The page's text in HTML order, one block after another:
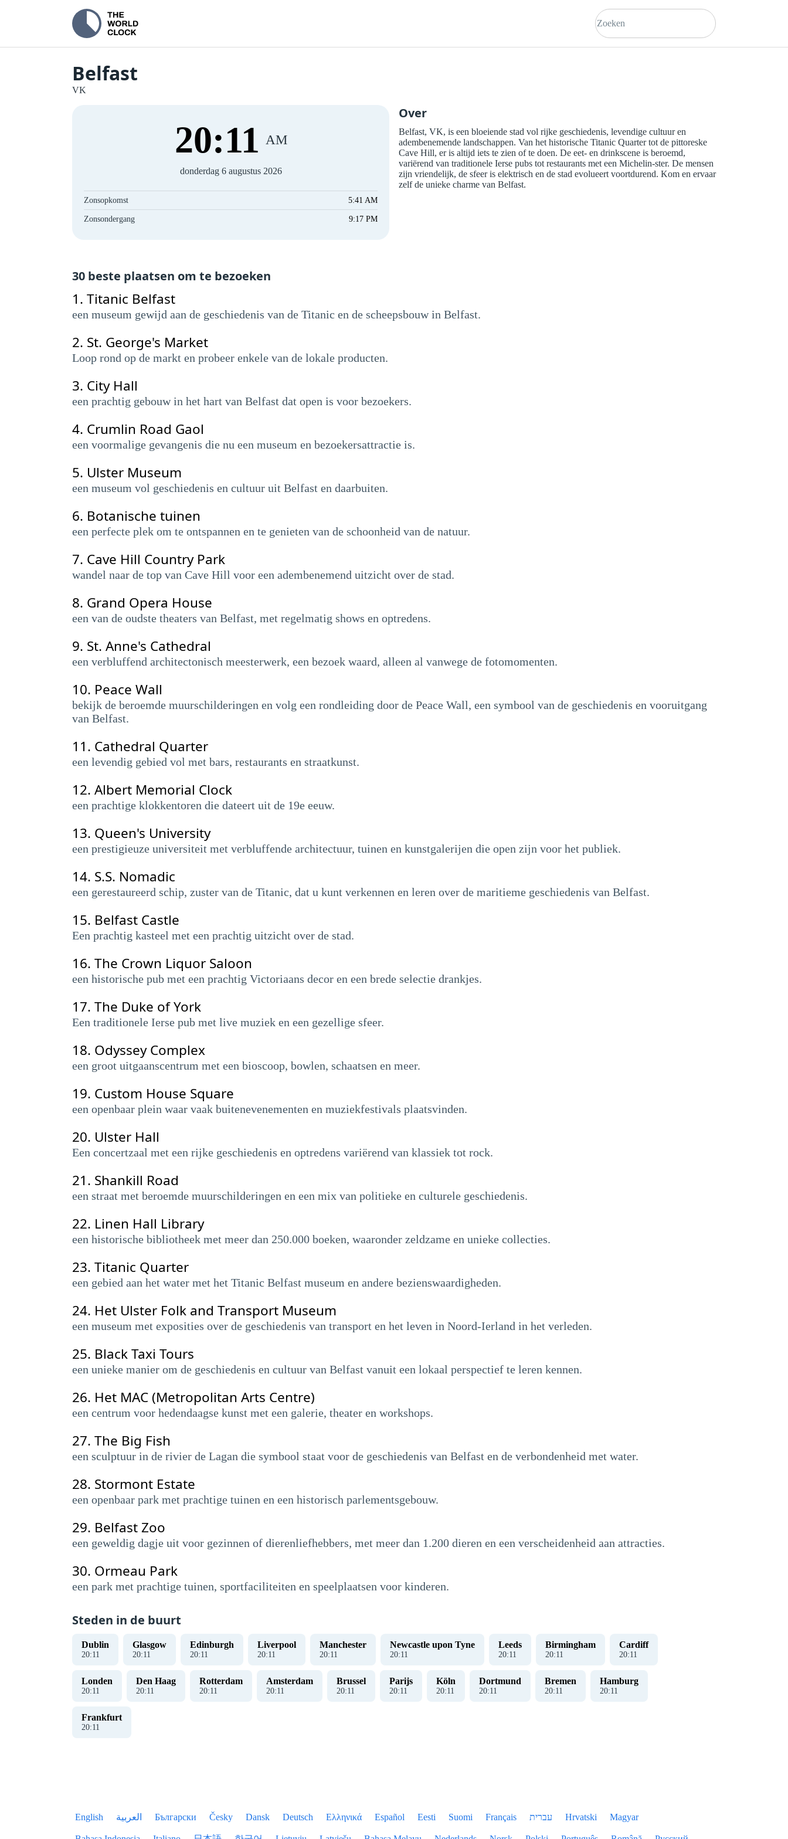
Belfast
VK
20:12 AM
donderdag 6 augustus 2026
Zonsopkomst 5:41 AM
Zonsondergang 9:17 PM
Over
Belfast, VK, is een bloeiende stad vol rijke geschiedenis, levendige cultuur en
adembenemende landschappen. Van het historische Titanic Quarter tot de pittoreske
Cave Hill, er is altijd iets te zien of te doen. De eet- en drinkscene is beroemd,
variërend van traditionele Ierse pubs tot restaurants met een Michelin-ster. De mensen
zijn vriendelijk, de sfeer is elektrisch en de stad evolueert voortdurend. Kom en ervaar
zelf de unieke charme van Belfast.
30 beste plaatsen om te bezoeken
1. Titanic Belfast
een museum gewijd aan de geschiedenis van de Titanic en de scheepsbouw in Belfast.
2. St. George's Market
Loop rond op de markt en probeer enkele van de lokale producten.
3. City Hall
een prachtig gebouw in het hart van Belfast dat open is voor bezoekers.
4. Crumlin Road Gaol
een voormalige gevangenis die nu een museum en bezoekersattractie is.
5. Ulster Museum
een museum vol geschiedenis en cultuur uit Belfast en daarbuiten.
6. Botanische tuinen
een perfecte plek om te ontspannen en te genieten van de schoonheid van de natuur.
7. Cave Hill Country Park
wandel naar de top van Cave Hill voor een adembenemend uitzicht over de stad.
8. Grand Opera House
een van de oudste theaters van Belfast, met regelmatig shows en optredens.
9. St. Anne's Cathedral
een verbluffend architectonisch meesterwerk, een bezoek waard, alleen al vanwege de fotomomenten.
10. Peace Wall
bekijk de beroemde muurschilderingen en volg een rondleiding door de Peace Wall, een symbool van de geschiedenis en vooruitgang
van Belfast.
11. Cathedral Quarter
een levendig gebied vol met bars, restaurants en straatkunst.
12. Albert Memorial Clock
een prachtige klokkentoren die dateert uit de 19e eeuw.
13. Queen's University
een prestigieuze universiteit met verbluffende architectuur, tuinen en kunstgalerijen die open zijn voor het publiek.
14. S.S. Nomadic
een gerestaureerd schip, zuster van de Titanic, dat u kunt verkennen en leren over de maritieme geschiedenis van Belfast.
15. Belfast Castle
Een prachtig kasteel met een prachtig uitzicht over de stad.
16. The Crown Liquor Saloon
een historische pub met een prachtig Victoriaans decor en een brede selectie drankjes.
17. The Duke of York
Een traditionele Ierse pub met live muziek en een gezellige sfeer.
18. Odyssey Complex
een groot uitgaanscentrum met een bioscoop, bowlen, schaatsen en meer.
19. Custom House Square
een openbaar plein waar vaak buitenevenementen en muziekfestivals plaatsvinden.
20. Ulster Hall
Een concertzaal met een rijke geschiedenis en optredens variërend van klassiek tot rock.
21. Shankill Road
een straat met beroemde muurschilderingen en een mix van politieke en culturele geschiedenis.
22. Linen Hall Library
een historische bibliotheek met meer dan 250.000 boeken, waaronder zeldzame en unieke collecties.
23. Titanic Quarter
een gebied aan het water met het Titanic Belfast museum en andere bezienswaardigheden.
24. Het Ulster Folk and Transport Museum
een museum met exposities over de geschiedenis van transport en het leven in Noord-Ierland in het verleden.
25. Black Taxi Tours
een unieke manier om de geschiedenis en cultuur van Belfast vanuit een lokaal perspectief te leren kennen.
26. Het MAC (Metropolitan Arts Centre)
een centrum voor hedendaagse kunst met een galerie, theater en workshops.
27. The Big Fish
een sculptuur in de rivier de Lagan die symbool staat voor de geschiedenis van Belfast en de verbondenheid met water.
28. Stormont Estate
een openbaar park met prachtige tuinen en een historisch parlementsgebouw.
29. Belfast Zoo
een geweldig dagje uit voor gezinnen of dierenliefhebbers, met meer dan 1.200 dieren en een verscheidenheid aan attracties.
30. Ormeau Park
een park met prachtige tuinen, sportfaciliteiten en speelplaatsen voor kinderen.
Steden in de buurt
Dublin
20:12
Glasgow
20:12
Edinburgh
20:12
Liverpool
20:12
Manchester
20:12
Newcastle upon Tyne
20:12
Leeds
20:12
Birmingham
20:12
Cardiff
20:12
Londen
20:12
Den Haag
20:12
Rotterdam
20:12
Amsterdam
20:12
Brussel
20:12
Parijs
20:12
Köln
20:12
Dortmund
20:12
Bremen
20:12
Hamburg
20:12
Frankfurt
20:12
English العربية Български Česky Dansk Deutsch Ελληνικά Español Eesti Suomi Français עברית Hrvatski Magyar